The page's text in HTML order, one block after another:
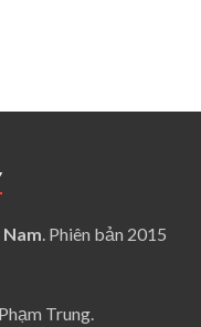
. Phiên bản 2015
Trung.